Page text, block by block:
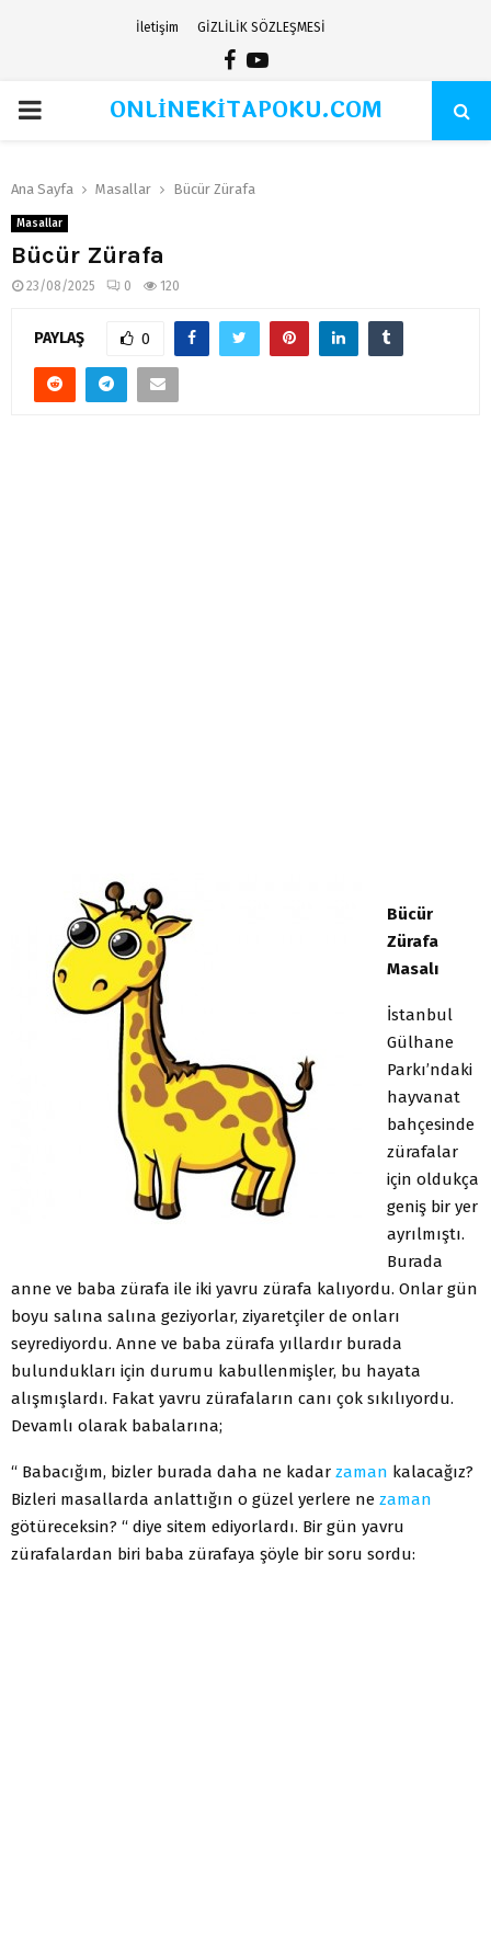
İletişim GİZLİLİK SÖZLEŞMESİ
Facebook
Youtube
PRIMARYONLİNEKİTAPOKU.COM
Ana Sayfa Masallar Bücür Zürafa
Masallar
Bücür Zürafa
23/08/2025 0 120
PAYLAŞ 0
Bücür
Zürafa
Masalı
İstanbul
Gülhane
Parkı’ndaki
hayvanat
bahçesinde
zürafalar
için oldukça
geniş bir yer
ayrılmıştı.
Burada
anne ve baba zürafa ile iki yavru zürafa kalıyordu. Onlar gün
boyu salına salına geziyorlar, ziyaretçiler de onları
seyrediyordu. Anne ve baba zürafa yıllardır burada
bulundukları için durumu kabullenmişler, bu hayata
alışmışlardı. Fakat yavru zürafaların canı çok sıkılıyordu.
Devamlı olarak babalarına;
“ Babacığım, bizler burada daha ne kadar zaman kalacağız?
Bizleri masallarda anlattığın o güzel yerlere ne zaman
götüreceksin? “ diye sitem ediyorlardı. Bir gün yavru
zürafalardan biri baba zürafaya şöyle bir soru sordu: